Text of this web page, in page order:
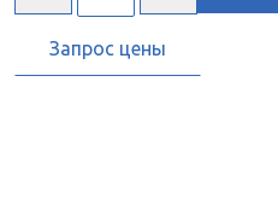
Запрос цены